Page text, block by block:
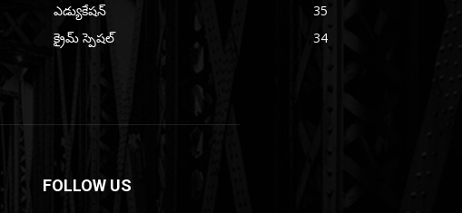
ఎడ్యుకేషన్
35
క్రైమ్ స్పెషల్
34
FOLLOW US